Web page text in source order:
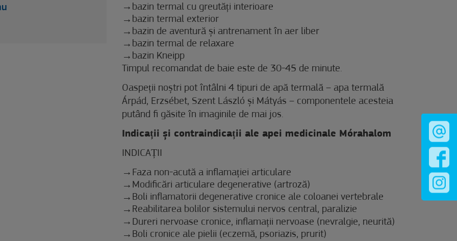
bazin termal cu greutăți interioare
bazin termal exterior
bazin de aventură și antrenament în aer liber
bazin termal de relaxare
bazin Kneipp
Timpul recomandat de baie este de 30-45 de minute.
Oaspeții noștri pot întâlni 4 tipuri de apă termală – apa termală
Árpád, Erzsébet, Szent László și Mátyás – componentele acesteia
putând fi găsite în imaginile de mai jos.
Indicații și contraindicații ale apei medicinale Mórahalom
INDICAȚII
Faza non-acută a inflamației articulare
Modificări articulare degenerative (artroză)
Boli inflamatorii degenerative cronice ale coloanei vertebrale
Reabilitarea bolilor sistemului nervos central, paralizie
Dureri nervoase cronice, inflamații nervoase (nevralgie, neurită)
Boli cronice ale pielii (eczemă, psoriazis, prurit)